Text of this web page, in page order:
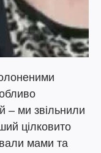
– ми звільнили
цілковито
мами та